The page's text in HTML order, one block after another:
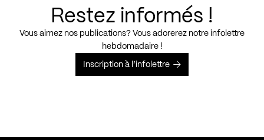
Restez informés !
Vous aimez nos publications? Vous adorerez notre infolettre
hebdomadaire !
Inscription à l’infolettre